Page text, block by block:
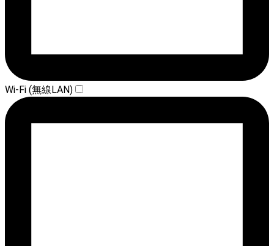
Wi-Fi (無線LAN)